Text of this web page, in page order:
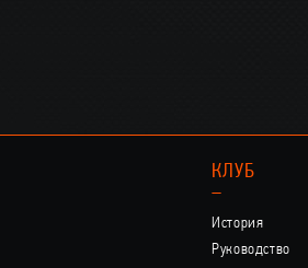
КЛУБ
–
История
Руководство